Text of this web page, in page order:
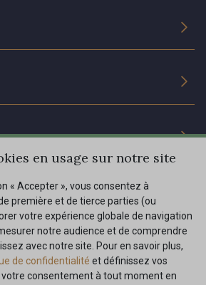
Belgique, International
fréquentes
FR EN
en usage sur notre site
« Accepter », vous consentez à
première et de tierce parties (ou
votre expérience globale de navigation
notre audience et de comprendre
avec notre site. Pour en savoir plus,
de confidentialité et définissez vos
consentement à tout moment en